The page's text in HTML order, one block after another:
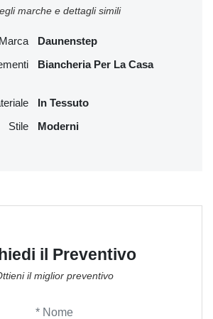
il Preventivo
il miglior preventivo
marche e dettagli simili
Marca Daunenstep
Biancheria Per La Casa
In Tessuto
Stile Moderni